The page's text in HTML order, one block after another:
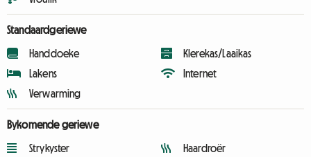
Standaardgeriewe
Handdoeke
Lakens
Verwarming
Klerekas/Laaikas
Internet
Bykomende geriewe
Strykyster
Haardroër